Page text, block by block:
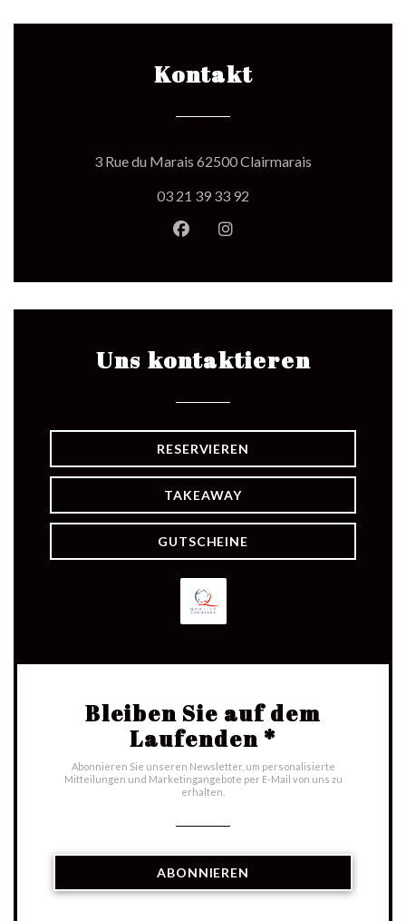
Kontakt
3 Rue du Marais 62500 Clairmarais
03 21 39 33 92
Facebook ((öffnet ein neues
Instagram ((öffnet ein
Uns kontaktieren
RESERVIEREN
TAKEAWAY
GUTSCHEINE
Bleiben Sie auf dem
Laufenden *
Abonnieren Sie unseren Newsletter, um personalisierte
Mitteilungen und Marketingangebote per E-Mail von uns zu
erhalten.
ABONNIEREN